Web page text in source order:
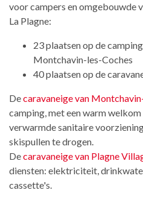
voor campers en omgebouwde
La Plagne:
23 plaatsen op de
Montchavin-les-Coches
40 plaatsen op de
Decaravaneige van
camping, met een warm
verwarmde sanitaire
skispullen te drogen.
Decaravaneige van Plagne
diensten: elektriciteit,
cassette's.